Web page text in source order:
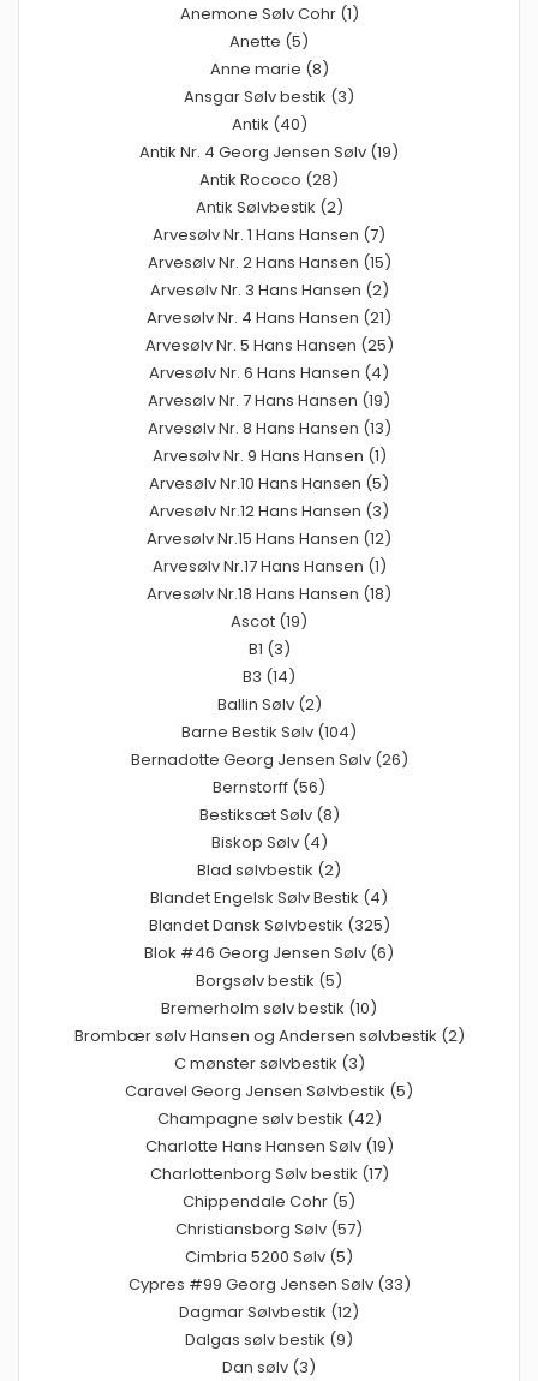
Anemone Sølv Cohr (1)
Anette (5)
Anne marie (8)
Ansgar Sølv bestik (3)
Antik (40)
Antik Nr. 4 Georg Jensen Sølv (19)
Antik Rococo (28)
Antik Sølvbestik (2)
Arvesølv Nr. 1 Hans Hansen (7)
Arvesølv Nr. 2 Hans Hansen (15)
Arvesølv Nr. 3 Hans Hansen (2)
Arvesølv Nr. 4 Hans Hansen (21)
Arvesølv Nr. 5 Hans Hansen (25)
Arvesølv Nr. 6 Hans Hansen (4)
Arvesølv Nr. 7 Hans Hansen (19)
Arvesølv Nr. 8 Hans Hansen (13)
Arvesølv Nr. 9 Hans Hansen (1)
Arvesølv Nr.10 Hans Hansen (5)
Arvesølv Nr.12 Hans Hansen (3)
Arvesølv Nr.15 Hans Hansen (12)
Arvesølv Nr.17 Hans Hansen (1)
Arvesølv Nr.18 Hans Hansen (18)
Ascot (19)
B1 (3)
B3 (14)
Ballin Sølv (2)
Barne Bestik Sølv (104)
Bernadotte Georg Jensen Sølv (26)
Bernstorff (56)
Bestiksæt Sølv (8)
Biskop Sølv (4)
Blad sølvbestik (2)
Blandet Engelsk Sølv Bestik (4)
Blandet Dansk Sølvbestik (325)
Blok #46 Georg Jensen Sølv (6)
Borgsølv bestik (5)
Bremerholm sølv bestik (10)
Brombær sølv Hansen og Andersen sølvbestik (2)
C mønster sølvbestik (3)
Caravel Georg Jensen Sølvbestik (5)
Champagne sølv bestik (42)
Charlotte Hans Hansen Sølv (19)
Charlottenborg Sølv bestik (17)
Chippendale Cohr (5)
Christiansborg Sølv (57)
Cimbria 5200 Sølv (5)
Cypres #99 Georg Jensen Sølv (33)
Dagmar Sølvbestik (12)
Dalgas sølv bestik (9)
Dan sølv (3)